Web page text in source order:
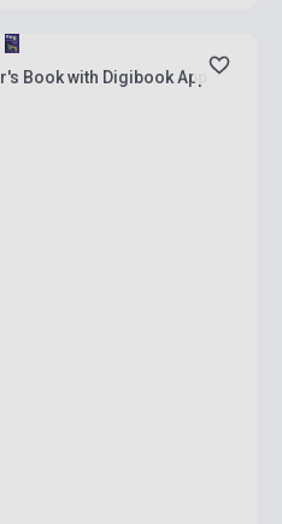
Book with Digibook App